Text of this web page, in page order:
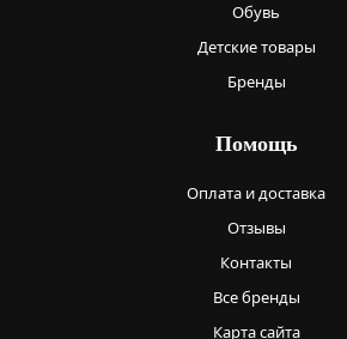
Обувь
Детские товары
Бренды
Помощь
Оплата и доставка
Отзывы
Контакты
Все бренды
Карта сайта